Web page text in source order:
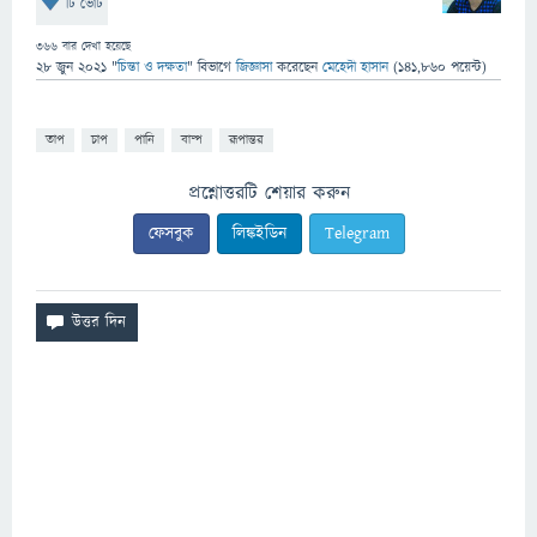
টি ভোট
366 বার দেখা হয়েছে
28 জুন 2021 "চিন্তা ও দক্ষতা" বিভাগে জিজ্ঞাসাকরেছেনমেহেদী হাসান (141,860 পয়েন্ট)
তাপ চাপ পানি বাষ্প রূপান্তর
প্রশ্নোত্তরটি শেয়ার করুন
ফেসবুক লিঙ্কইডিন Telegram